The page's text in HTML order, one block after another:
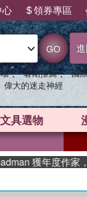
心 領券專區
GO
、 暑期推薦 、 國
偉大的迷走神經
文具選物
度作家，《史坎